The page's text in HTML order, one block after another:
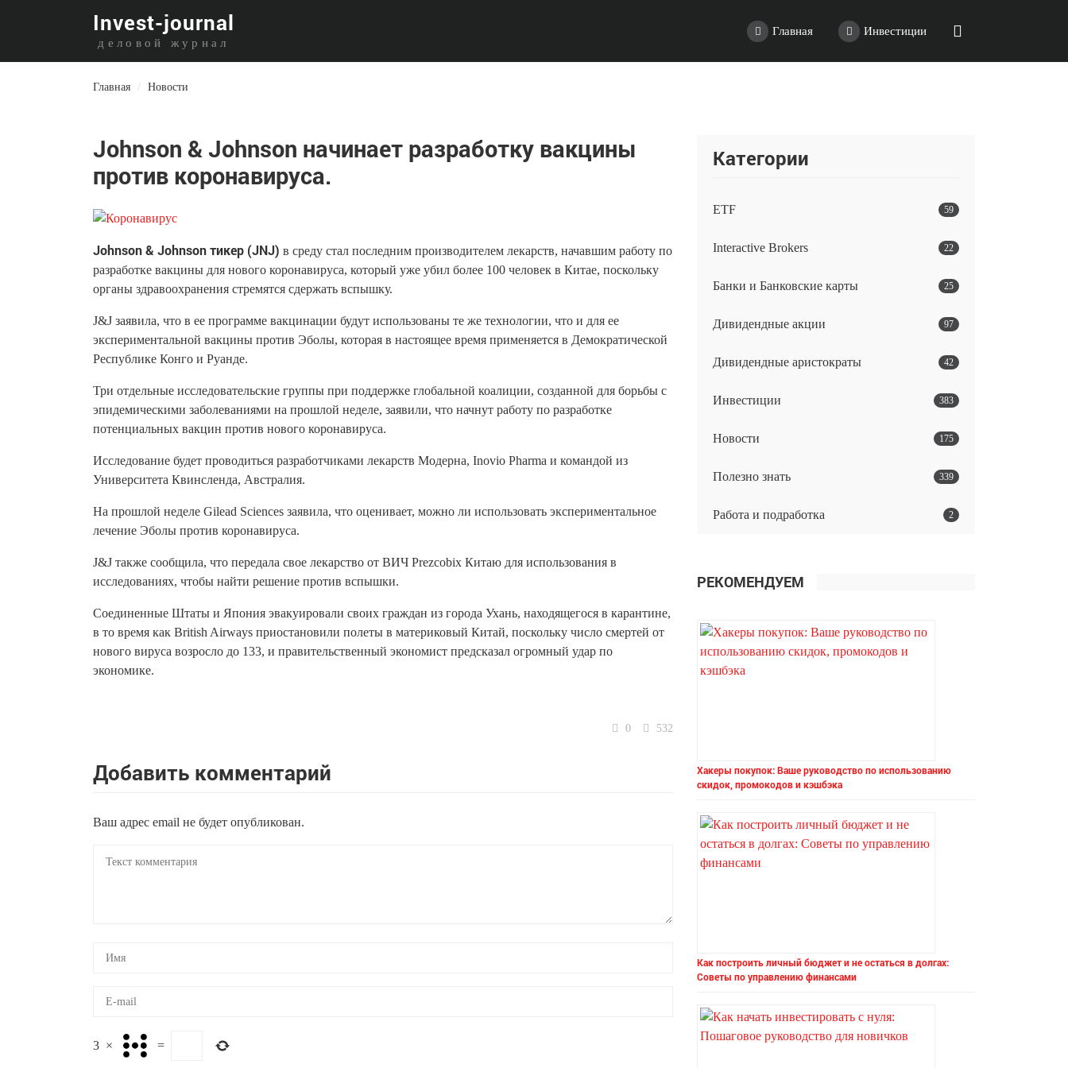
Invest-journal
деловой журнал
Главная Инвестиции
Главная / Новости
Johnson & Johnson начинает разработку вакцины
против коронавируса.
Johnson & Johnson тикер (JNJ) в среду стал последним производителем лекарств, начавшим работу по
разработке вакцины для нового коронавируса, который уже убил более 100 человек в Китае, поскольку
органы здравоохранения стремятся сдержать вспышку.
J&J заявила, что в ее программе вакцинации будут использованы те же технологии, что и для ее
экспериментальной вакцины против Эболы, которая в настоящее время применяется в Демократической
Республике Конго и Руанде.
Три отдельные исследовательские группы при поддержке глобальной коалиции, созданной для борьбы с
эпидемическими заболеваниями на прошлой неделе, заявили, что начнут работу по разработке
потенциальных вакцин против нового коронавируса.
Исследование будет проводиться разработчиками лекарств Модерна, Inovio Pharma и командой из
Университета Квинсленда, Австралия.
На прошлой неделе Gilead Sciences заявила, что оценивает, можно ли использовать экспериментальное
лечение Эболы против коронавируса.
J&J также сообщила, что передала свое лекарство от ВИЧ Prezcobix Китаю для использования в
исследованиях, чтобы найти решение против вспышки.
Соединенные Штаты и Япония эвакуировали своих граждан из города Ухань, находящегося в карантине,
в то время как British Airways приостановили полеты в материковый Китай, поскольку число смертей от
нового вируса возросло до 133, и правительственный экономист предсказал огромный удар по
экономике.
0 532
Добавить комментарий
Ваш адрес email не будет опубликован.
3 × =
Категории
ETF 59
Interactive Brokers 22
Банки и Банковские карты 25
Дивидендные акции 97
Дивидендные аристократы 42
Инвестиции 383
Новости 175
Полезно знать 339
Работа и подработка 2
РЕКОМЕНДУЕМ
Хакеры покупок: Ваше руководство по использованию
скидок, промокодов и кэшбэка
Как построить личный бюджет и не остаться в долгах:
Советы по управлению финансами